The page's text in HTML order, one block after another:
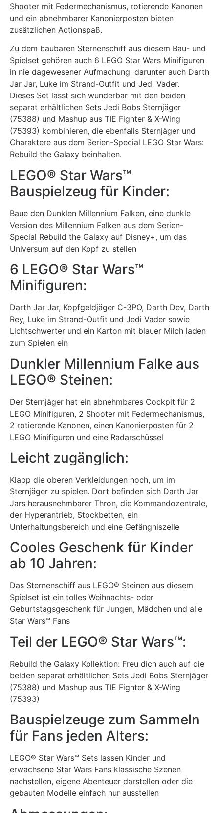
Shooter mit Federmechanismus, rotierende Kanonen
und ein abnehmbarer Kanonierposten bieten
zusätzlichen Actionspaß.
Zu dem baubaren Sternenschiff aus diesem Bau- und
Spielset gehören auch 6 LEGO Star Wars Minifiguren
in nie dagewesener Aufmachung, darunter auch Darth
Jar Jar, Luke im Strand-Outfit und Jedi Vader.
Dieses Set lässt sich wunderbar mit den beiden
separat erhältlichen Sets Jedi Bobs Sternjäger
(75388) und Mashup aus TIE Fighter & X-Wing
(75393) kombinieren, die ebenfalls Sternjäger und
Charaktere aus dem Serien-Special LEGO Star Wars:
Rebuild the Galaxy beinhalten.
LEGO® Star Wars™
Bauspielzeug für Kinder:
Baue den Dunklen Millennium Falken, eine dunkle
Version des Millennium Falken aus dem Serien-
Special Rebuild the Galaxy auf Disney+, um das
Universum auf den Kopf zu stellen
6 LEGO® Star Wars™
Minifiguren:
Darth Jar Jar, Kopfgeldjäger C-3PO, Darth Dev, Darth
Rey, Luke im Strand-Outfit und Jedi Vader sowie
Lichtschwerter und ein Karton mit blauer Milch laden
zum Spielen ein
Dunkler Millennium Falke aus
LEGO® Steinen:
Der Sternjäger hat ein abnehmbares Cockpit für 2
LEGO Minifiguren, 2 Shooter mit Federmechanismus,
2 rotierende Kanonen, einen Kanonierposten für 2
LEGO Minifiguren und eine Radarschüssel
Leicht zugänglich:
Klapp die oberen Verkleidungen hoch, um im
Sternjäger zu spielen. Dort befinden sich Darth Jar
Jars herausnehmbarer Thron, die Kommandozentrale,
der Hyperantrieb, Stockbetten, ein
Unterhaltungsbereich und eine Gefängniszelle
Cooles Geschenk für Kinder
ab 10 Jahren:
Das Sternenschiff aus LEGO® Steinen aus diesem
Spielset ist ein tolles Weihnachts- oder
Geburtstagsgeschenk für Jungen, Mädchen und alle
Star Wars™ Fans
Teil der LEGO® Star Wars™:
Rebuild the Galaxy Kollektion: Freu dich auch auf die
beiden separat erhältlichen Sets Jedi Bobs Sternjäger
(75388) und Mashup aus TIE Fighter & X-Wing
(75393)
Bauspielzeuge zum Sammeln
für Fans jeden Alters:
LEGO® Star Wars™ Sets lassen Kinder und
erwachsene Star Wars Fans klassische Szenen
nachstellen, eigene Abenteuer darstellen oder die
gebauten Modelle einfach nur ausstellen